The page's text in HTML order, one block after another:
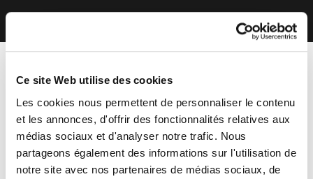
Ce site Web utilise des cookies
Les cookies nous permettent de personnaliser le contenu
et les annonces, d'offrir des fonctionnalités relatives aux
médias sociaux et d'analyser notre trafic. Nous
partageons également des informations sur l'utilisation de
notre site avec nos partenaires de médias sociaux, de